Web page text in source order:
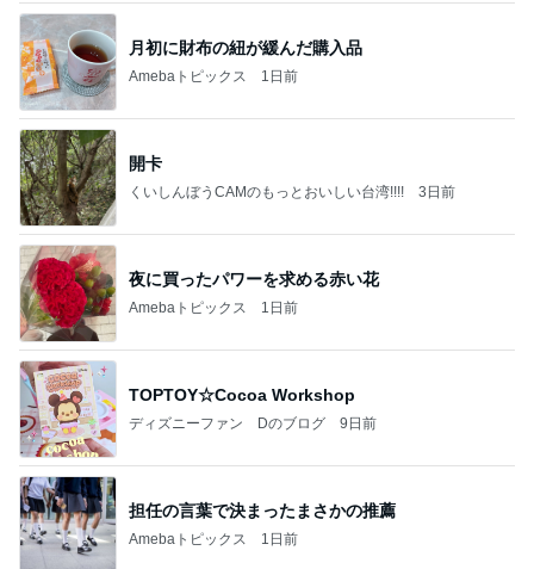
月初に財布の紐が緩んだ購入品
Amebaトピックス 1日前
開卡
くいしんぼうCAMのもっとおいしい台湾!!!! 3日前
夜に買ったパワーを求める赤い花
Amebaトピックス 1日前
TOPTOY☆Cocoa Workshop
ディズニーファン Dのブログ 9日前
担任の言葉で決まったまさかの推薦
Amebaトピックス 1日前